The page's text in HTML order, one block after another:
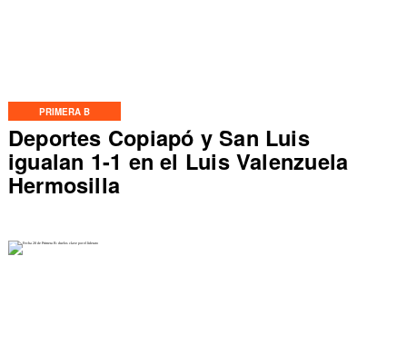
PRIMERA B
Deportes Copiapó y San Luis
igualan 1-1 en el Luis Valenzuela
Hermosilla